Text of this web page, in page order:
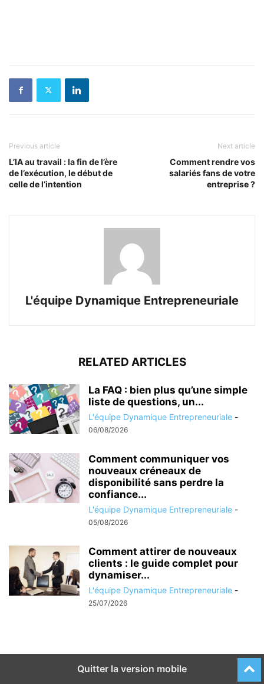
Previous article
L’IA au travail : la fin de l’ère
de l’exécution, le début de
celle de l’intention
Next article
Comment rendre vos
salariés fans de votre
entreprise ?
L'équipe Dynamique Entrepreneuriale
RELATED ARTICLES
La FAQ : bien plus qu’une simple
liste de questions, un...
L'équipe Dynamique Entrepreneuriale -
06/08/2026
Comment communiquer vos
nouveaux créneaux de
disponibilité sans perdre la
confiance...
L'équipe Dynamique Entrepreneuriale -
05/08/2026
Comment attirer de nouveaux
clients : le guide complet pour
dynamiser...
L'équipe Dynamique Entrepreneuriale -
25/07/2026
Quitter la version mobile